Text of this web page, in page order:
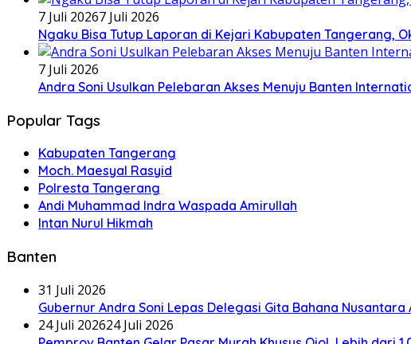
7 Juli 20267 Juli 2026
Ngaku Bisa Tutup Laporan di Kejari Kabupaten Tangerang,
7 Juli 2026
Andra Soni Usulkan Pelebaran Akses Menuju Banten
Popular Tags
Kabupaten Tangerang
Moch. Maesyal Rasyid
Polresta Tangerang
Andi Muhammad Indra Waspada Amirullah
Intan Nurul Hikmah
Banten
31 Juli 2026
Gubernur Andra Soni Lepas Delegasi Gita Bahana
24 Juli 202624 Juli 2026